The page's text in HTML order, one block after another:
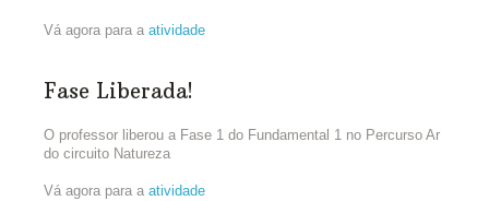
Vá agora para a atividade
Fase Liberada!
O professor liberou a Fase 1 do Fundamental 1 no Percurso Ar
do circuito Natureza
Vá agora para a atividade